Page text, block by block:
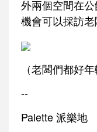
外兩個空間在
機會可以採訪
（老闆們都好
--
Palette 派樂地